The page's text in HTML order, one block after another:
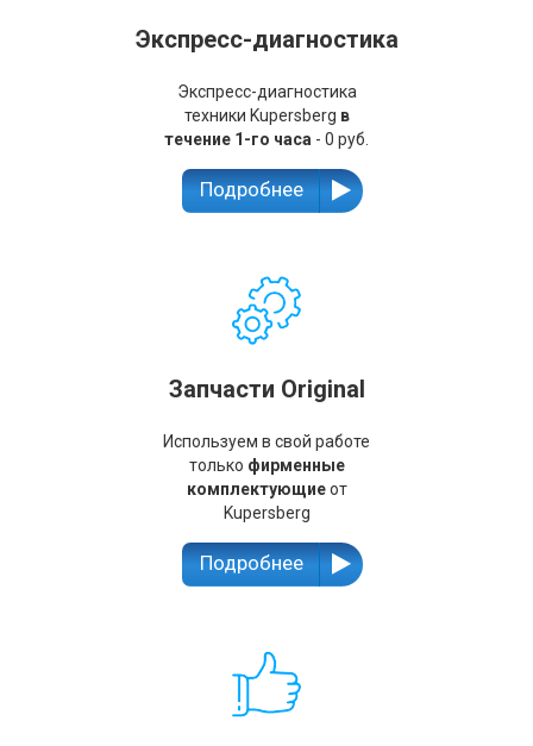
Экспресс-диагностика
Экспресс-диагностика
техники Kupersberg в
течение 1-го часа - 0 руб.
Подробнее
Запчасти Original
Используем в свой работе
только фирменные
комплектующиеот
Kupersberg
Подробнее